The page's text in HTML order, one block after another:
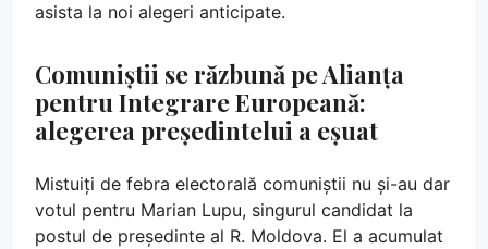
asista la noi alegeri anticipate.
Comuniștii se răzbună pe Alianța
pentru Integrare Europeană:
alegerea președintelui a eșuat
Mistuiți de febra electorală comuniștii nu și-au dar
votul pentru Marian Lupu, singurul candidat la
postul de președinte al R. Moldova. El a acumulat